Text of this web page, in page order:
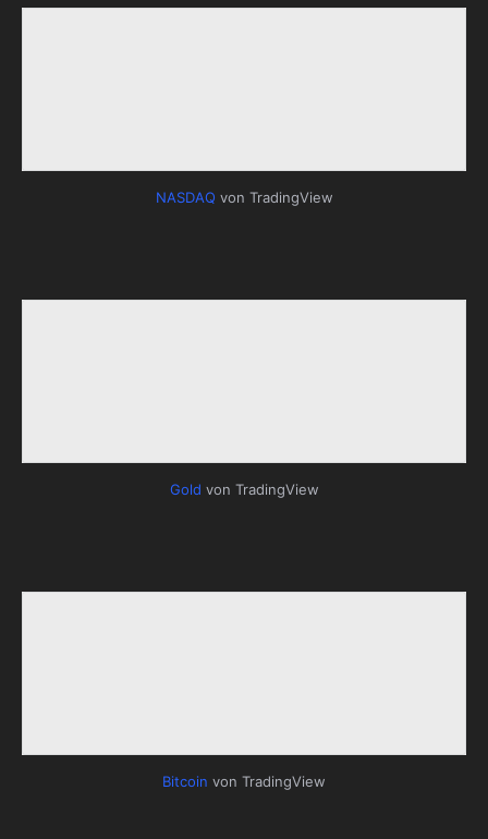
NASDAQ von TradingView
Gold von TradingView
Bitcoin von TradingView